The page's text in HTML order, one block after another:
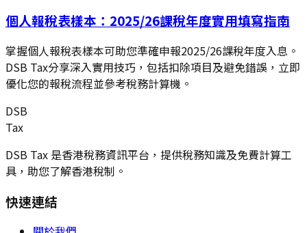
個人報稅表樣本：2025/26課稅年度實用填寫指南
掌握個人報稅表樣本可助您準確申報2025/26課稅年度入息。
DSB Tax分享深入實用技巧，包括扣除項目及避免錯誤，立即
優化您的報稅流程並參考稅務計算機。
DSB
Tax
DSB Tax 是香港稅務資訊平台，提供稅務知識及免費計算工
具，助您了解香港稅制。
快速連結